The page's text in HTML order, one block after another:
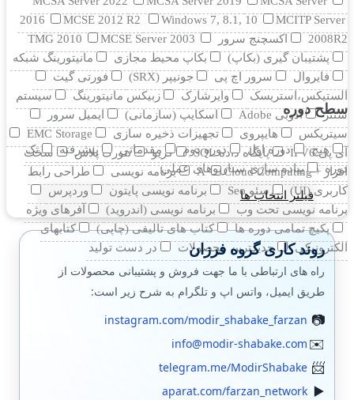
2016
MCSE 2012 R2 Windows 7, 8.1, 10
MCITP Server
2008R2
اکسچنج سرور TMG 2010
MCSE Server 2003
پشتیبان گیری (بکاپ)
بکاپ محیط مجازی
مانيتورينگ شبکه
فایروال
سرور اچ پی جونیپر (SRX)
فورتی گیت
الستیکس،استریسک
وایرشارک زبیکس مانیتورینگ
سیستم
سنتر
ادوبی Adobe اسکایپ (سازمانی)
ایمیل سرور
سیتریکس
هایپروی تجهیزات ذخیره سازی
EMC Storage
آی پی IPV6
پایگاه داده SQL کریو نتورک پلاس
سخت
افزار +ACloud Computing برنامه نویسی
طراحی رابط
کاربری (UI)
سئو Seo برنامه نویسی پایتون
وردپرس
برنامه نویسی تحت وب
برنامه نویسی (اندروید)
آفرهای ویژه
پکیچ تمامی دوره ها
کتاب های تالیفی (چاپی)
کتابهای
الکترونیکی
جدیدترین محصولات در دست تولید
سطح دوره
هیچ دوره اول دوره دوم مقدماتی پیشرفته
تک
دوره
پیاده سازی سناریوهای عملی
فیلتر انتخاب ها
روند کاری گروه فرزان
راه های ارتباطی با ما جهت فروش و پشتیبانی محصولات از
طریق ایمیل، واتس اپ و تلگرام به شرح زیر است:
instagram.com/modir_shabake_farzan
info@modir-shabake.com
telegram.me/ModirShabake
aparat.com/farzan_network